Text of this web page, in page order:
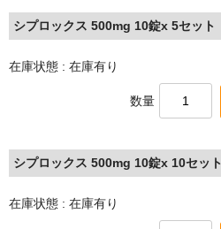
シプロックス 500mg 10錠x 5セット
在庫状態 : 在庫有り
数量
シプロックス 500mg 10錠x 10セット
在庫状態 : 在庫有り